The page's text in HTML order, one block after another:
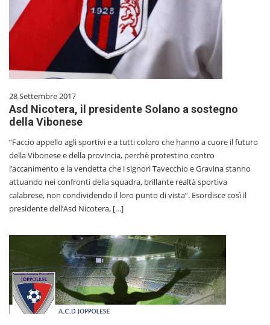
28 Settembre 2017
Asd Nicotera, il presidente Solano a sostegno
della Vibonese
“Faccio appello agli sportivi e a tutti coloro che hanno a cuore il futuro
della Vibonese e della provincia, perchè protestino contro
l’accanimento e la vendetta che i signori Tavecchio e Gravina stanno
attuando nei confronti della squadra, brillante realtà sportiva
calabrese, non condividendo il loro punto di vista”. Esordisce così il
presidente dell’Asd Nicotera, […]